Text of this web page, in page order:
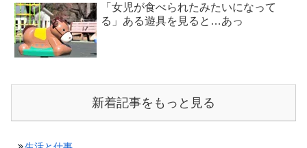
「女児が食べられたみたいになって
る」ある遊具を見ると…あっ
新着記事をもっと見る